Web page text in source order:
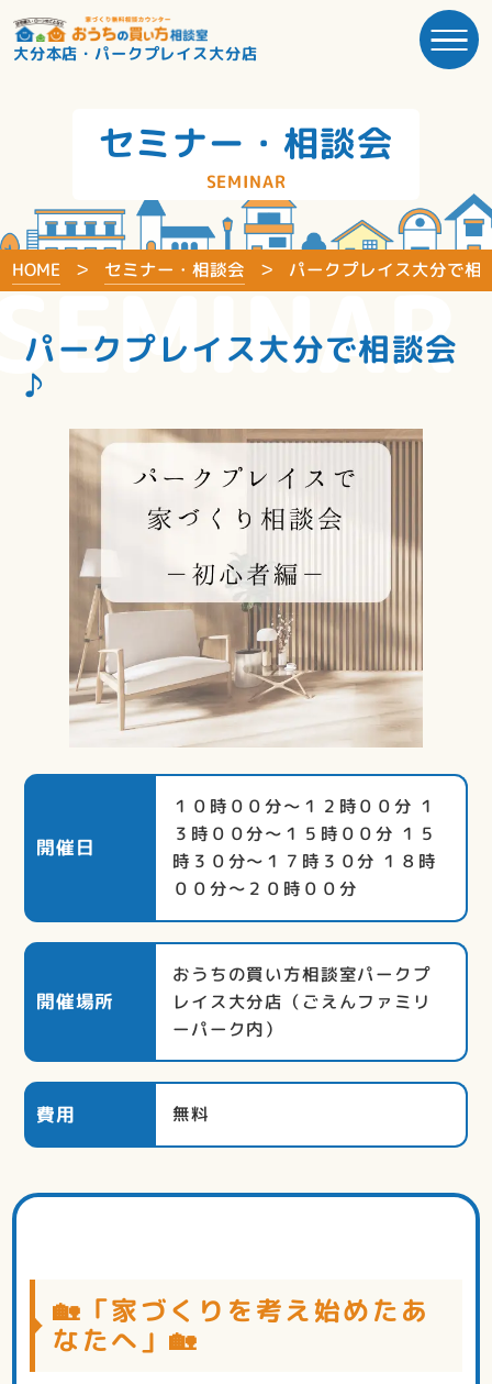
大分本店・パークプレイス大分店
セミナー・相談会
SEMINAR
HOME セミナー・相談会 パークプレイス大分で相
パークプレイス大分で相談会
♪
開催日
１０時００分～１２時００分 １
３時００分～１５時００分 １５
時３０分～１７時３０分 １８時
００分～２０時００分
開催場所
おうちの買い方相談室パークプ
レイス大分店（ごえんファミリ
ーパーク内）
費用 無料
🏡「家づくりを考え始めたあ
なたへ」🏡